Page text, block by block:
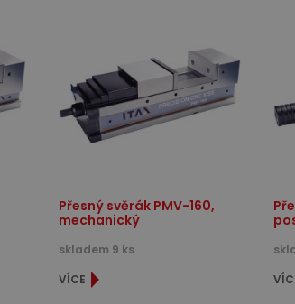
Přesný svěrák PMV-160,
mechanický
skladem 9 ks
VÍCE